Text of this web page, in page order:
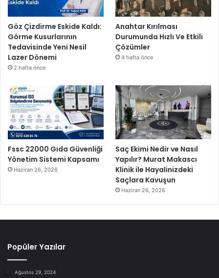
Göz Çizdirme Eskide Kaldı:
Görme Kusurlarının
Tedavisinde Yeni Nesil
Lazer Dönemi
2 hafta önce
Anahtar Kırılması
Durumunda Hızlı Ve Etkili
Çözümler
4 hafta önce
Fssc 22000 Gıda Güvenliği
Yönetim Sistemi Kapsamı
Haziran 26, 2026
Saç Ekimi Nedir ve Nasıl
Yapılır? Murat Makascı
Klinik ile Hayalinizdeki
Saçlara Kavuşun
Haziran 26, 2026
Popüler Yazılar
Ağustos 29, 2024